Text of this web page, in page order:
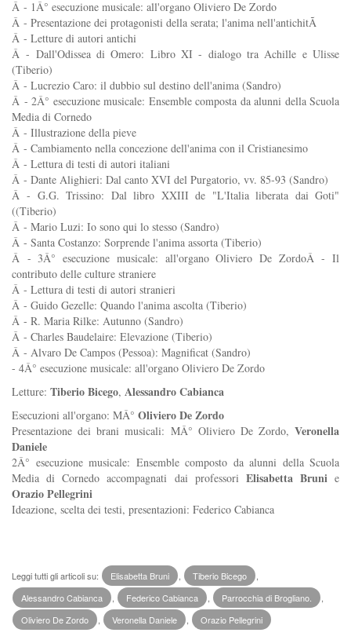
Â - 1Â° esecuzione musicale: all'organo Oliviero De Zordo
Â - Presentazione dei protagonisti della serata; l'anima nell'antichitÃ
Â - Letture di autori antichi
Â - Dall'Odissea di Omero: Libro XI - dialogo tra Achille e Ulisse
(Tiberio)
Â - Lucrezio Caro: il dubbio sul destino dell'anima (Sandro)
Â - 2Â° esecuzione musicale: Ensemble composta da alunni della Scuola
Media di Cornedo
Â - Illustrazione della pieve
Â - Cambiamento nella concezione dell'anima con il Cristianesimo
Â - Lettura di testi di autori italiani
Â - Dante Alighieri: Dal canto XVI del Purgatorio, vv. 85-93 (Sandro)
Â - G.G. Trissino: Dal libro XXIII de "L'Italia liberata dai Goti"
((Tiberio)
Â - Mario Luzi: Io sono qui lo stesso (Sandro)
Â - Santa Costanzo: Sorprende l'anima assorta (Tiberio)
Â - 3Â° esecuzione musicale: all'organo Oliviero De ZordoÂ - Il
contributo delle culture straniere
Â - Lettura di testi di autori stranieri
Â - Guido Gezelle: Quando l'anima ascolta (Tiberio)
Â - R. Maria Rilke: Autunno (Sandro)
Â - Charles Baudelaire: Elevazione (Tiberio)
Â - Alvaro De Campos (Pessoa): Magnificat (Sandro)
- 4Â° esecuzione musicale: all'organo Oliviero De Zordo
Letture: Tiberio Bicego, Alessandro Cabianca
Esecuzioni all'organo: MÂ° Oliviero De Zordo
Presentazione dei brani musicali: MÂ° Oliviero De Zordo, Veronella
Daniele
2Â° esecuzione musicale: Ensemble composto da alunni della Scuola
Media di Cornedo accompagnati dai professori Elisabetta Bruni e
Orazio Pellegrini
Ideazione, scelta dei testi, presentazioni: Federico Cabianca
Leggi tutti gli articoli su: Elisabetta Bruni Tiberio Bicego
Alessandro Cabianca
Federico Cabianca Parrocchia di Brogliano.
Oliviero De Zordo
Veronella Daniele Orazio Pellegrini